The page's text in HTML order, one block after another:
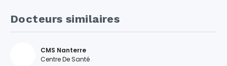
Docteurs similaires
CMS Nanterre
Centre De Santé